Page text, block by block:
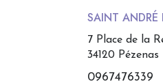
SAINT ANDRÉ
7 Place de la
34120 Pézenas
0967476339